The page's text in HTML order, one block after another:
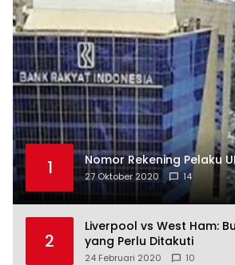
1 Nomor Rekening Pelaku
27 Oktober 2020 14
2
Liverpool vs West Ham:
yang Perlu Ditakuti
24 Februari 2020 10